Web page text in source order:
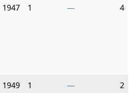
1947 1 — 4
1949 1 — 2